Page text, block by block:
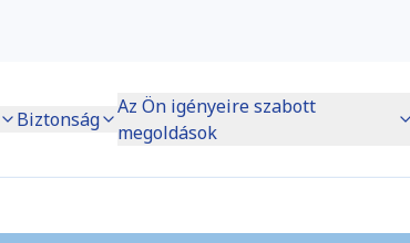
Biztonság
Az Ön igényeire szabott
megoldások